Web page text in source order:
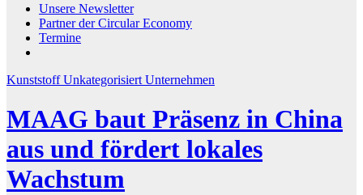
Unsere Newsletter
Partner der Circular Economy
Termine
KunststoffUnkategorisiert Unternehmen
MAAG baut Präsenz in China
aus und fördert lokales
Wachstum